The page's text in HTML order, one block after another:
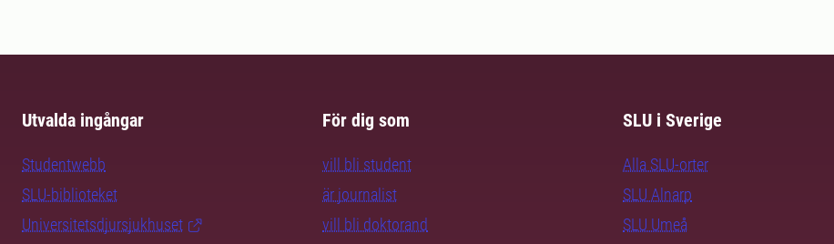
Utvalda ingångar
Studentwebb
SLU-biblioteket
Universitetsdjursjukhuset
För dig som
vill bli student
är journalist
vill bli doktorand
SLU i Sverige
Alla SLU-orter
SLU Alnarp
SLU Umeå